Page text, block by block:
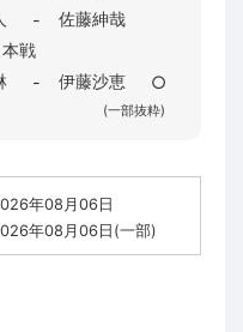
-
佐藤紳哉
戦
- 伊藤沙恵 ○
(一部抜粋)
年08月06日
年08月06日(一部)